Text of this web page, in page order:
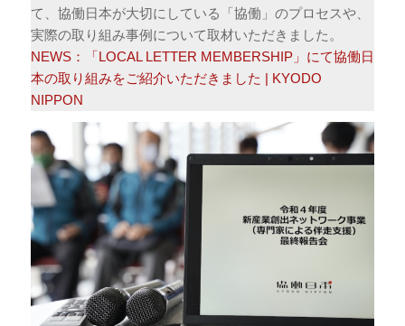
て、協働日本が大切にしている「協働」のプロセスや、
実際の取り組み事例について取材いただきました。
NEWS：「LOCAL LETTER MEMBERSHIP」にて協働日
本の取り組みをご紹介いただきました | KYODO
NIPPON